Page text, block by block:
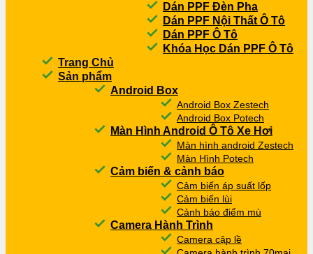
Dán PPF Đèn Pha
Dán PPF Nội Thất Ô Tô
Dán PPF Ô Tô
Khóa Học Dán PPF Ô Tô
Trang Chủ
Sản phẩm
Android Box
Android Box Zestech
Android Box Potech
Màn Hình Android Ô Tô Xe Hơi
Màn hình android Zestech
Màn Hình Potech
Cảm biến & cảnh báo
Cảm biến áp suất lốp
Cảm biến lùi
Cảnh báo điểm mù
Camera Hành Trình
Camera cập lề